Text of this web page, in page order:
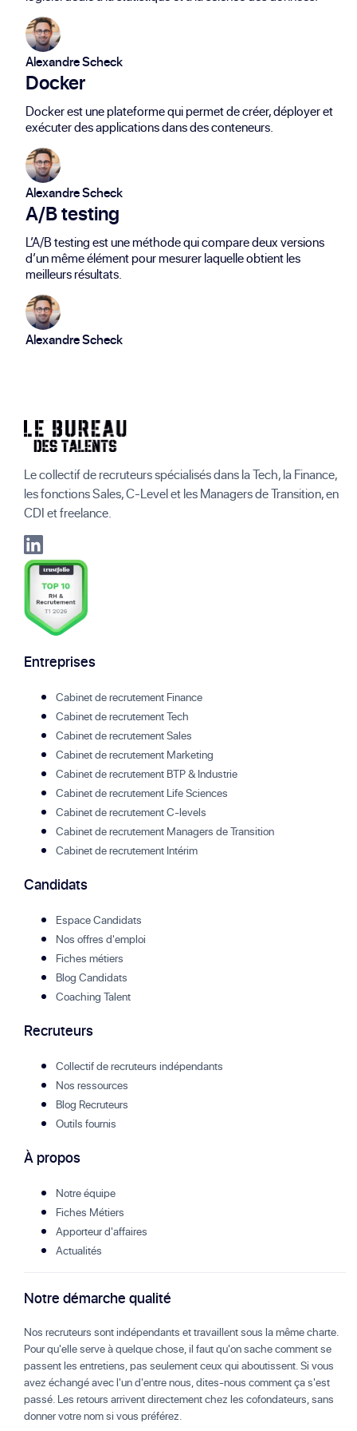
Alexandre Scheck
Docker
Docker est une plateforme qui permet de créer, déployer et
exécuter des applications dans des conteneurs.
Alexandre Scheck
A/B testing
L’A/B testing est une méthode qui compare deux versions
d’un même élément pour mesurer laquelle obtient les
meilleurs résultats.
Alexandre Scheck
Le collectif de recruteurs spécialisés dans la Tech, la Finance,
les fonctions Sales, C-Level et les Managers de Transition, en
CDI et freelance.
Entreprises
Cabinet de recrutement Finance
Cabinet de recrutement Tech
Cabinet de recrutement Sales
Cabinet de recrutement Marketing
Cabinet de recrutement BTP & Industrie
Cabinet de recrutement Life Sciences
Cabinet de recrutement C-levels
Cabinet de recrutement Managers de Transition
Cabinet de recrutement Intérim
Candidats
Espace Candidats
Nos offres d'emploi
Fiches métiers
Blog Candidats
Coaching Talent
Recruteurs
Collectif de recruteurs indépendants
Nos ressources
Blog Recruteurs
Outils fournis
À propos
Notre équipe
Fiches Métiers
Apporteur d'affaires
Actualités
Notre démarche qualité
Nos recruteurs sont indépendants et travaillent sous la même charte.
Pour qu'elle serve à quelque chose, il faut qu'on sache comment se
passent les entretiens, pas seulement ceux qui aboutissent. Si vous
avez échangé avec l'un d'entre nous, dites-nous comment ça s'est
passé. Les retours arrivent directement chez les cofondateurs, sans
donner votre nom si vous préférez.